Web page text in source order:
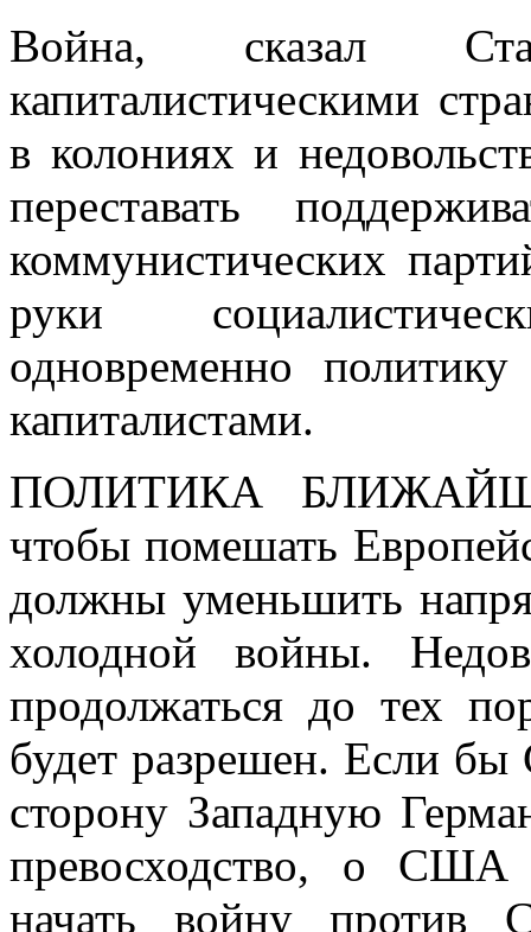
Война, сказал
капиталистическими
в колониях и
переставать
коммунистических
руки
одновременно
капиталистами.
ПОЛИТИКА
чтобы помешать
должны уменьшить
холодной войны.
продолжаться до тех
будет разрешен. Если
сторону Западную
превосходство, о
начать войну против